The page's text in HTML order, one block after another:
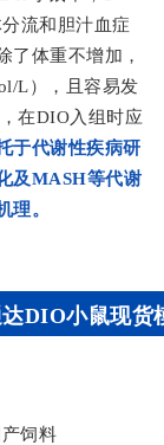
流和胆汁血症
了体重不增加，
L），且容易发
在DIO入组时应
于代谢性疾病研
及MASH等代谢
理。
DIO小鼠现货
饲料